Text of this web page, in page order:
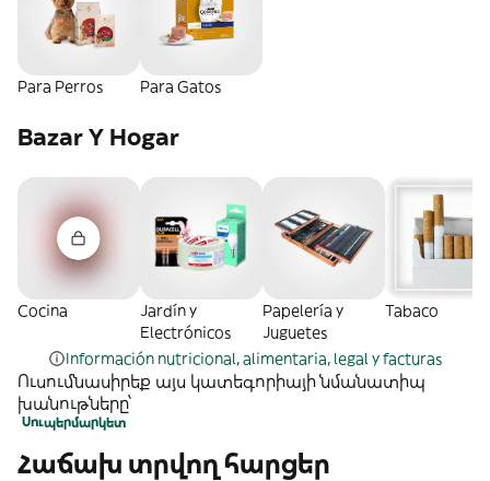
Para Perros Para Gatos
Bazar Y Hogar
Cocina
Jardín y
Electrónicos
Papelería y
Juguetes
Tabaco
Información nutricional, alimentaria, legal y facturas
Ուսումնասիրեք այս կատեգորիայի նմանատիպ
խանութները՝
Սուպերմարկետ
Հաճախ տրվող հարցեր